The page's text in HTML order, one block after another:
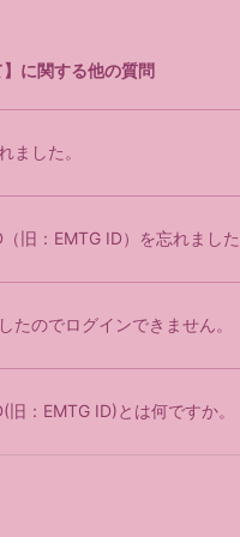
】に関する他の質問
ました。
旧：EMTG ID）を忘れました
たのでログインできません。
：EMTG ID)とは何ですか。